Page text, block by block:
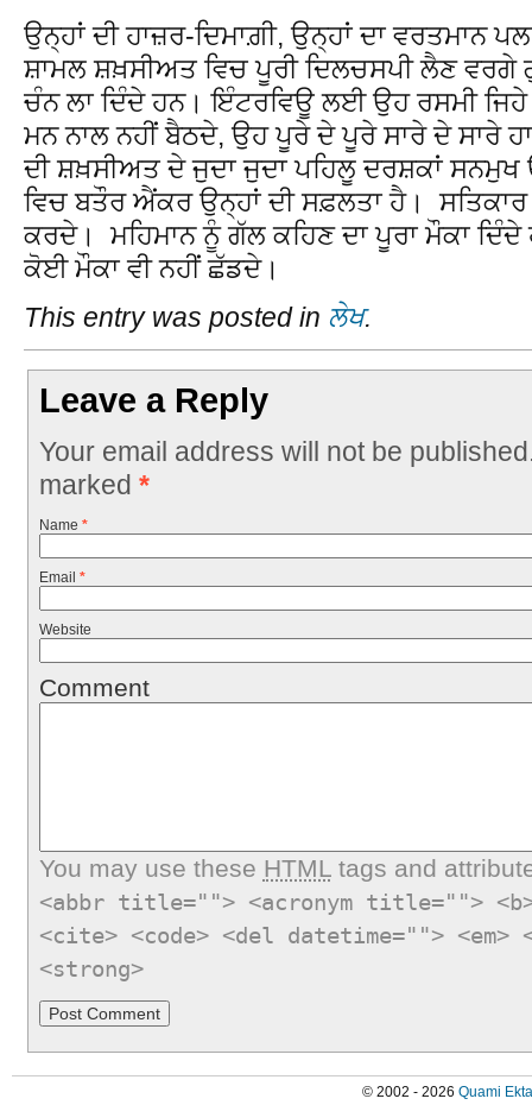
ਉਨ੍ਹਾਂ ਦੀ ਹਾਜ਼ਰ-ਦਿਮਾਗ਼ੀ, ਉਨ੍ਹਾਂ ਦਾ ਵਰਤਮਾਨ
ਸ਼ਾਮਲ ਸ਼ਖ਼ਸੀਅਤ ਵਿਚ ਪੂਰੀ ਦਿਲਚਸਪੀ ਲੈਣ ਵਰਗੇ
ਚੰਨ ਲਾ ਦਿੰਦੇ ਹਨ। ਇੰਟਰਵਿਊ ਲਈ ਉਹ ਰਸਮੀ
ਮਨ ਨਾਲ ਨਹੀਂ ਬੈਠਦੇ, ਉਹ ਪੂਰੇ ਦੇ ਪੂਰੇ ਸਾਰੇ ਦੇ ਸਾਰੇ
ਦੀ ਸ਼ਖ਼ਸੀਅਤ ਦੇ ਜੁਦਾ ਜੁਦਾ ਪਹਿਲੂ ਦਰਸ਼ਕਾਂ
ਵਿਚ ਬਤੌਰ ਐਂਕਰ ਉਨ੍ਹਾਂ ਦੀ ਸਫ਼ਲਤਾ ਹੈ। ਸਤਿਕਾਰ
ਕਰਦੇ। ਮਹਿਮਾਨ ਨੂੰ ਗੱਲ ਕਹਿਣ ਦਾ ਪੂਰਾ ਮੌਕਾ
ਕੋਈ ਮੌਕਾ ਵੀ ਨਹੀਂ ਛੱਡਦੇ।
This entry was posted in ਲੇਖ.
Leave a Reply
Your email address will not be
marked *
Name *
Email *
Website
Comment
You may use these HTMLtags and
<abbr title=""> <acronym title="">
<cite> <code> <del datetime="">
<strong>
© 2002 - 2026 Quami